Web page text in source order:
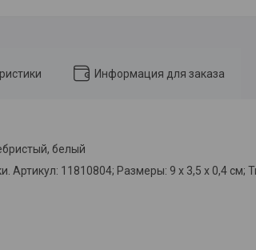
Информация для заказа
белый
Артикул: 11810804; Размеры: 9 х 3,5 х 0,4 см;